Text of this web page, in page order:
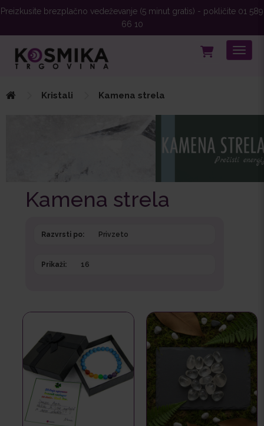
Preizkusite brezplačno vedeževanje (5 minut gratis) - pokličite 01 589
66 10
Kristali Kamena strela
Kamena strela
Razvrsti po:
Prikaži: